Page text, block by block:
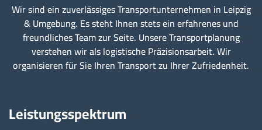
Wir sind ein zuverlässiges Transportunternehmen in Leipzig
& Umgebung. Es steht Ihnen stets ein erfahrenes und
freundliches Team zur Seite. Unsere Transportplanung
verstehen wir als logistische Präzisionsarbeit. Wir
organisieren für Sie Ihren Transport zu Ihrer Zufriedenheit.
Leistungsspektrum